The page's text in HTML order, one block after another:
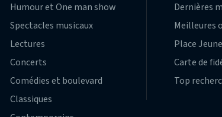
Humour et One man show
Spectacles musicaux
Lectures
Concerts
Comédies et boulevard
Classiques
Dernières
Meilleures
Place
Carte de
Top